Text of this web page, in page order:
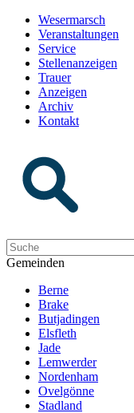
Wesermarsch
Veranstaltungen
Service
Stellenanzeigen
Trauer
Anzeigen
Archiv
Kontakt
Gemeinden
Berne
Brake
Butjadingen
Elsfleth
Jade
Lemwerder
Nordenham
Ovelgönne
Stadland